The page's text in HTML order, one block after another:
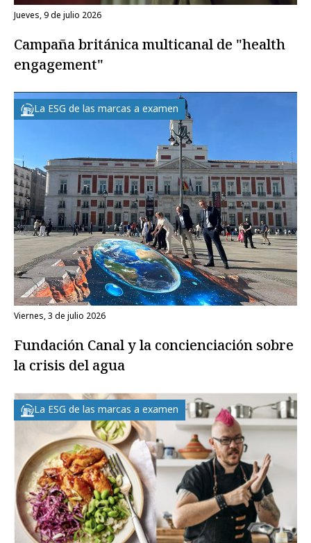
jueves, 9 de julio 2026
Campaña británica multicanal de "health
engagement"
La ESG de las marcas a examen
viernes, 3 de julio 2026
Fundación Canal y la concienciación sobre
la crisis del agua
La ESG de las marcas a examen